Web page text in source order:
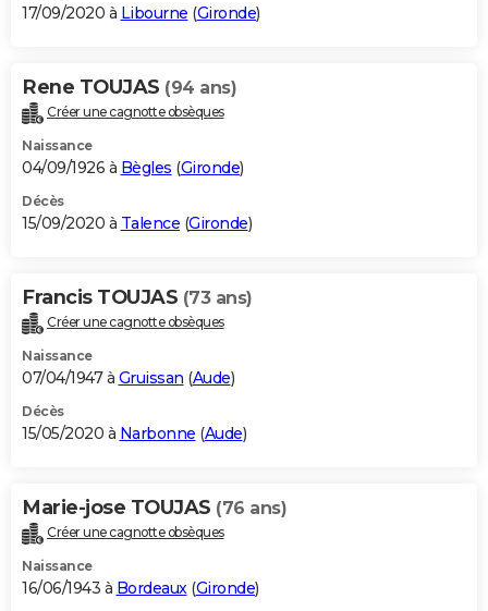
17/09/2020 à Libourne (Gironde)
Rene TOUJAS (94 ans)
Créer une cagnotte obsèques
Naissance
04/09/1926 à Bègles (Gironde)
Décès
15/09/2020 à Talence (Gironde)
Francis TOUJAS (73 ans)
Créer une cagnotte obsèques
Naissance
07/04/1947 à Gruissan (Aude)
Décès
15/05/2020 à Narbonne (Aude)
Marie-jose TOUJAS (76 ans)
Créer une cagnotte obsèques
Naissance
16/06/1943 à Bordeaux(Gironde)